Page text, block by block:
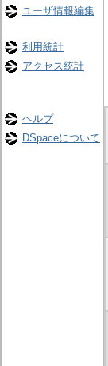
ユーザ情報編集
利用統計
アクセス統計
ヘルプ
DSpaceについて